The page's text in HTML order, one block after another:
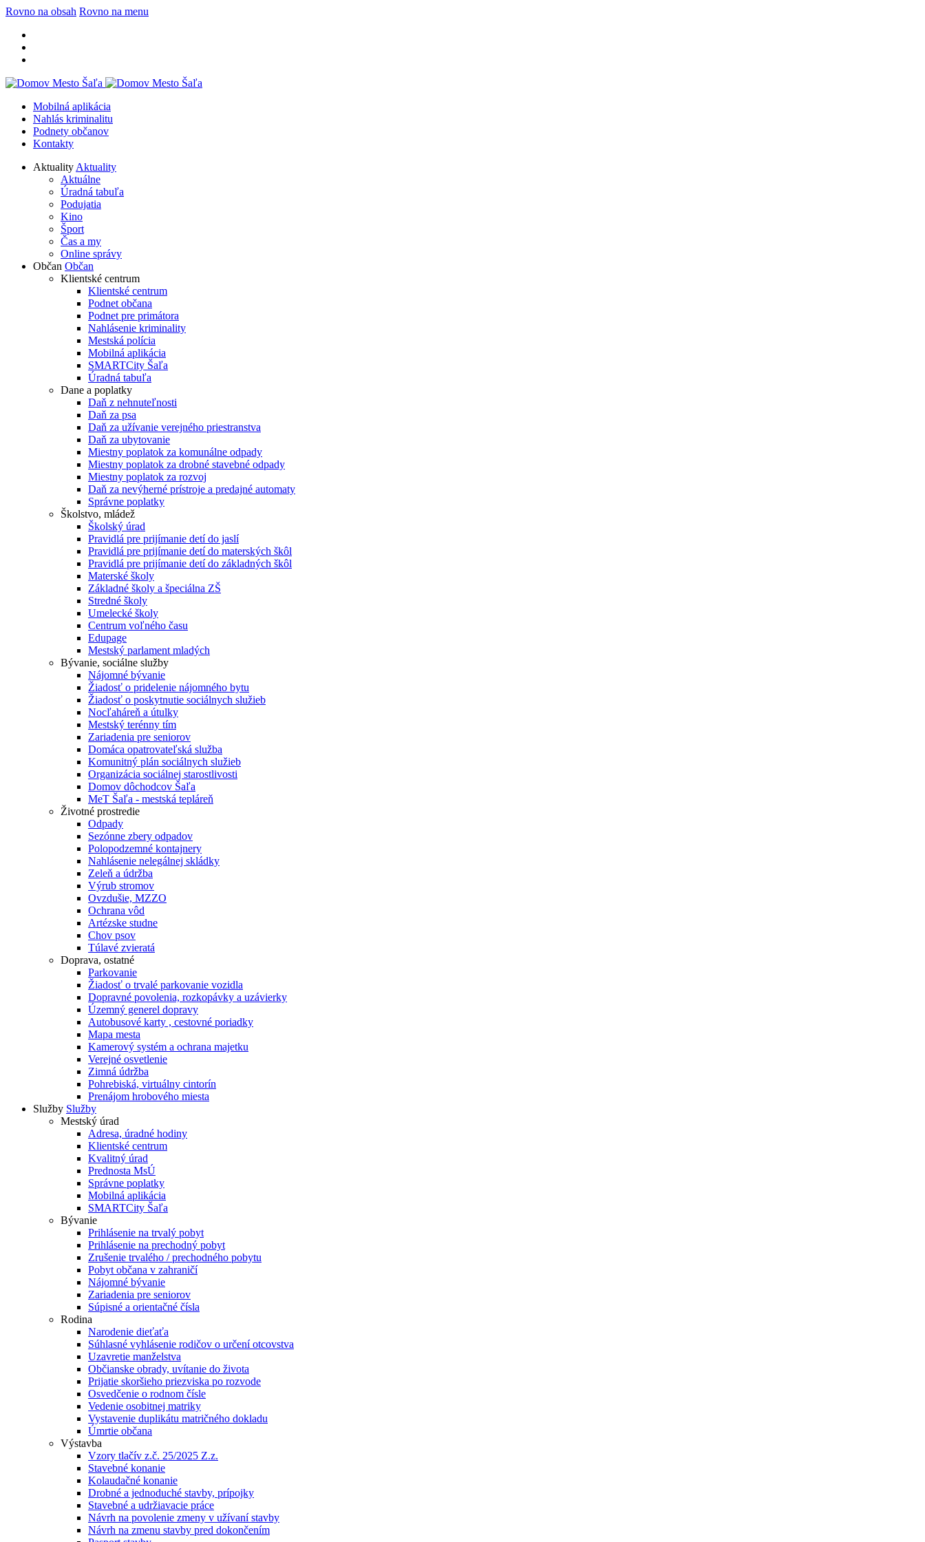
Rovno na obsah Rovno na menu
Mobilná aplikácia
Nahlás kriminalitu
Podnety občanov
Kontakty
Aktuality Aktuality
Aktuálne
Úradná tabuľa
Podujatia
Kino
Šport
Čas a my
Online správy
Občan Občan
Klientské centrum
Klientské centrum
Podnet občana
Podnet pre primátora
Nahlásenie kriminality
Mestská polícia
Mobilná aplikácia
SMARTCity Šaľa
Úradná tabuľa
Dane a poplatky
Daň z nehnuteľnosti
Daň za psa
Daň za užívanie verejného priestranstva
Daň za ubytovanie
Miestny poplatok za komunálne odpady
Miestny poplatok za drobné stavebné odpady
Miestny poplatok za rozvoj
Daň za nevýherné prístroje a predajné automaty
Správne poplatky
Školstvo, mládež
Školský úrad
Pravidlá pre prijímanie detí do jaslí
Pravidlá pre prijímanie detí do materských škôl
Pravidlá pre prijímanie detí do základných škôl
Materské školy
Základné školy a špeciálna ZŠ
Stredné školy
Umelecké školy
Centrum voľného času
Edupage
Mestský parlament mladých
Bývanie, sociálne služby
Nájomné bývanie
Žiadosť o pridelenie nájomného bytu
Žiadosť o poskytnutie sociálnych služieb
Nocľaháreň a útulky
Mestský terénny tím
Zariadenia pre seniorov
Domáca opatrovateľská služba
Komunitný plán sociálnych služieb
Organizácia sociálnej starostlivosti
Domov dôchodcov Šaľa
MeT Šaľa - mestská tepláreň
Životné prostredie
Odpady
Sezónne zbery odpadov
Polopodzemné kontajnery
Nahlásenie nelegálnej skládky
Zeleň a údržba
Výrub stromov
Ovzdušie, MZZO
Ochrana vôd
Artézske studne
Chov psov
Túlavé zvieratá
Doprava, ostatné
Parkovanie
Žiadosť o trvalé parkovanie vozidla
Dopravné povolenia, rozkopávky a uzávierky
Územný generel dopravy
Autobusové karty , cestovné poriadky
Mapa mesta
Kamerový systém a ochrana majetku
Verejné osvetlenie
Zimná údržba
Pohrebiská, virtuálny cintorín
Prenájom hrobového miesta
Služby Služby
Mestský úrad
Adresa, úradné hodiny
Klientské centrum
Kvalitný úrad
Prednosta MsÚ
Správne poplatky
Mobilná aplikácia
SMARTCity Šaľa
Bývanie
Prihlásenie na trvalý pobyt
Prihlásenie na prechodný pobyt
Zrušenie trvalého / prechodného pobytu
Pobyt občana v zahraničí
Nájomné bývanie
Zariadenia pre seniorov
Súpisné a orientačné čísla
Rodina
Narodenie dieťaťa
Súhlasné vyhlásenie rodičov o určení otcovstva
Uzavretie manželstva
Občianske obrady, uvítanie do života
Prijatie skoršieho priezviska po rozvode
Osvedčenie o rodnom čísle
Vedenie osobitnej matriky
Vystavenie duplikátu matričného dokladu
Úmrtie občana
Výstavba
Vzory tlačív z.č. 25/2025 Z.z.
Stavebné konanie
Kolaudačné konanie
Drobné a jednoduché stavby, prípojky
Stavebné a udržiavacie práce
Návrh na povolenie zmeny v užívaní stavby
Návrh na zmenu stavby pred dokončením